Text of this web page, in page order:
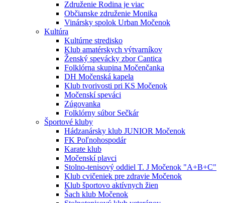
Združenie Rodina je viac
Občianske združenie Monika
Vinársky spolok Urban Močenok
Kultúra
Kultúrne stredisko
Klub amatérskych výtvarníkov
Ženský spevácky zbor Cantica
Folklórna skupina Močenčanka
DH Močenská kapela
Klub tvorivosti pri KS Močenok
Močenskí speváci
Zúgovanka
Folklórny súbor Sečkár
Športové kluby
Hádzanársky klub JUNIOR Močenok
FK Poľnohospodár
Karate klub
Močenskí plavci
Stolno-tenisový oddiel T. J Močenok "A+B+C"
Klub cvičeniek pre zdravie Močenok
Klub športovo aktívnych žien
Šach klub Močenok